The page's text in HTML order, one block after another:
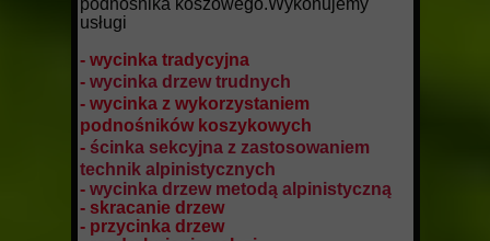
podnośnika koszowego.Wykonujemy
usługi
- wycinka tradycyjna
- wycinka drzew trudnych
- wycinka z wykorzystaniem
podnośników koszykowych
- ścinka sekcyjna z zastosowaniem
technik alpinistycznych
- wycinka drzew metodą alpinistyczną
- skracanie drzew
- przycinka drzew